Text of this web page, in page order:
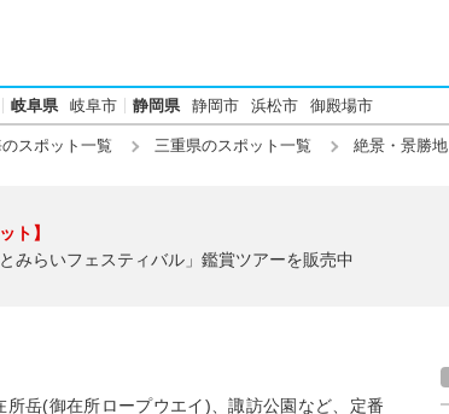
岐阜県 岐阜市 静岡県 静岡市 浜松市 御殿場市
スポット一覧 三重県のスポット一覧 絶景・景勝地
ト】
みらいフェスティバル」鑑賞ツアーを販売中
岳(御在所ロープウエイ)、諏訪公園など、定番